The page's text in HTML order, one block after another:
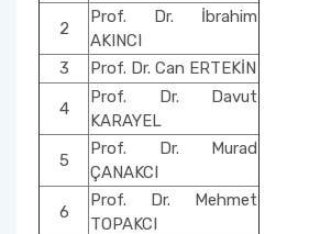
2
Prof. Dr. İbrahim
AKINCI
3
Prof. Dr. Can ERTEKİN
4
Prof. Dr. Davut
KARAYEL
5
Prof. Dr. Murad
ÇANAKCI
6
Prof. Dr. Mehmet
TOPAKCI